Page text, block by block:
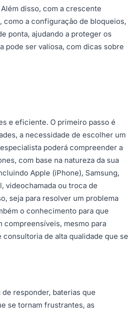
disso, com a crescente
como a configuração de bloqueios,
ponta, ajudando a proteger os
pode ser valiosa, com dicas sobre
e eficiente. O primeiro passo é
a necessidade de escolher um
poderá compreender a
com base na natureza da sua
Apple (iPhone), Samsung,
videochamada ou troca de
seja para resolver um problema
o conhecimento para que
compreensíveis, mesmo para
de alta qualidade que se
responder, baterias que
se tornam frustrantes, as